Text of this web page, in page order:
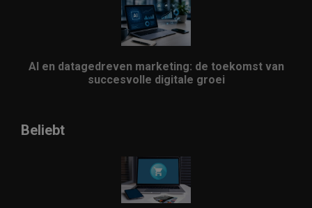
AI en datagedreven marketing: de toekomst van
succesvolle digitale groei
Beliebt